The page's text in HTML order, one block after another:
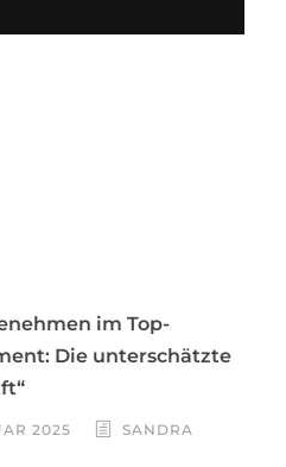
im Top-
Die unterschätzte
2025 SANDRA